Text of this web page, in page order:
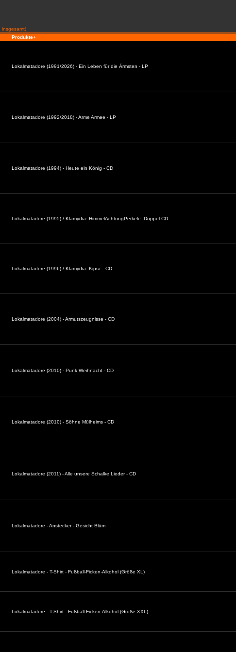
insgesamt)
Produkte+
Lokalmatadore (1991/2026) - Ein Leben für die Ärmsten - LP
Lokalmatadore (1992/2018) - Arme Armee - LP
Lokalmatadore (1994) - Heute ein König - CD
Lokalmatadore (1995) / Klamydia: HimmelAchtungPerkele -Doppel-CD
Lokalmatadore (1996) / Klamydia: Kipsi. - CD
Lokalmatadore (2004) - Armutszeugnisse - CD
Lokalmatadore (2010) - Punk Weihnacht - CD
Lokalmatadore (2010) - Söhne Mülheims - CD
Lokalmatadore (2011) - Alle unsere Schalke Lieder - CD
Lokalmatadore - Anstecker - Gesicht Blüm
Lokalmatadore - T-Shirt - Fußball-Ficken-Alkohol (Größe XL)
Lokalmatadore - T-Shirt - Fußball-Ficken-Alkohol (Größe XXL)